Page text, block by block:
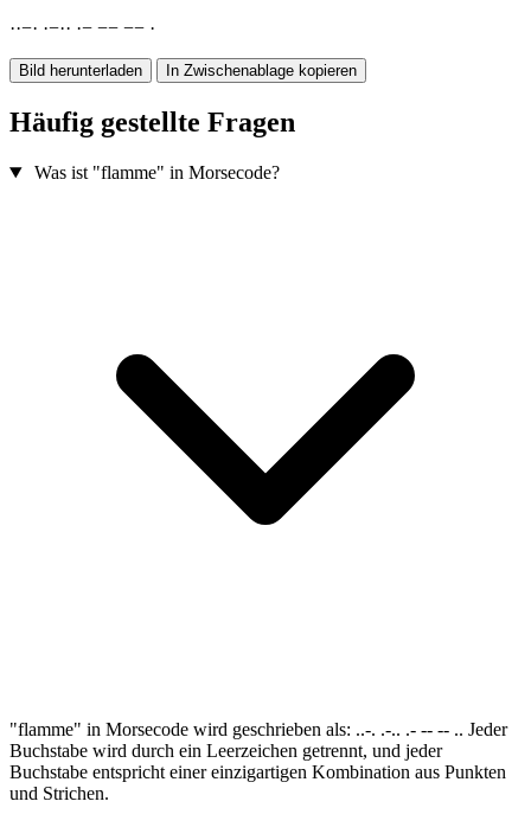
··−· ·−·· ·− −− −− ·
Bild herunterladen In Zwischenablage kopieren
Häufig gestellte Fragen
Was ist "flamme" in Morsecode?
"flamme" in Morsecode wird geschrieben als: ..-. .-.. .- -- -- .. Jeder
Buchstabe wird durch ein Leerzeichen getrennt, und jeder
Buchstabe entspricht einer einzigartigen Kombination aus Punkten
und Strichen.